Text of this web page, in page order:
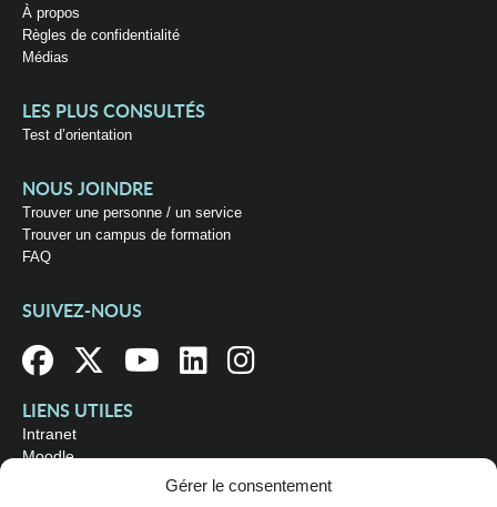
Gérer le consentement
À propos
Règles de confidentialité
Médias
LES PLUS CONSULTÉS
Test d’orientation
NOUS JOINDRE
Trouver une personne / un service
Trouver un campus de formation
FAQ
SUIVEZ-NOUS
LIENS UTILES
Intranet
Moodle